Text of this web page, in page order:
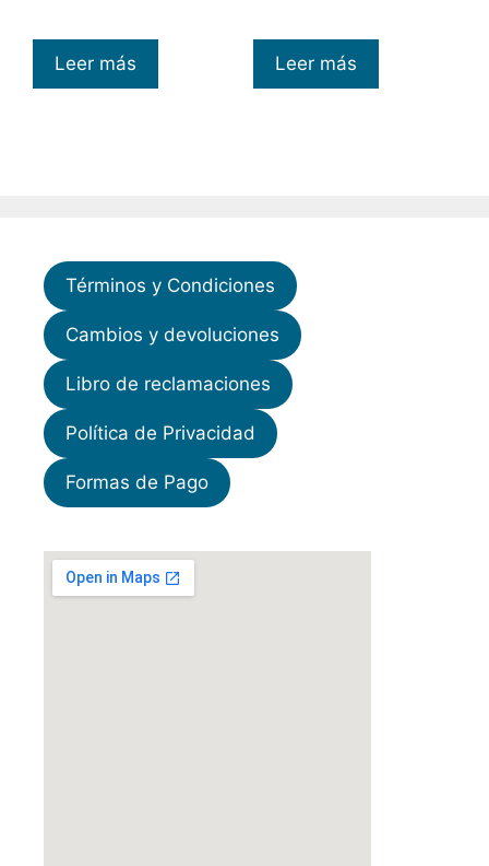
Leer más Leer más
Términos y Condiciones
Cambios y devoluciones
Libro de reclamaciones
Política de Privacidad
Formas de Pago